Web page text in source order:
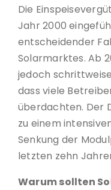
Die
Jahr 2000
entscheidender
Solarmarktes. Ab
jedoch
dass viele
überdachten. Der
zu einem
Senkung der
letzten zehn
Warum sollten